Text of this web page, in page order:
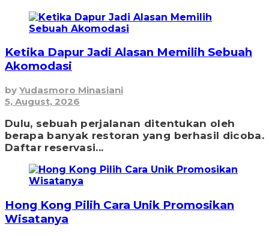
Ketika Dapur Jadi Alasan Memilih Sebuah
Akomodasi
by Yudasmoro Minasiani
5, August, 2026
Dulu, sebuah perjalanan ditentukan oleh
berapa banyak restoran yang berhasil dicoba.
Daftar reservasi...
Hong Kong Pilih Cara Unik Promosikan
Wisatanya